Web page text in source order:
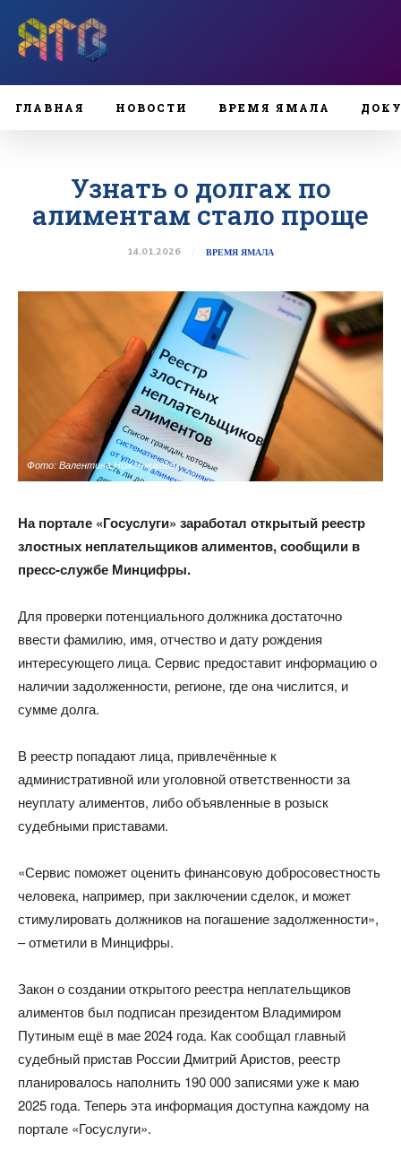
ГЛАВНАЯ НОВОСТИ ВРЕМЯ ЯМАЛА
Узнать о долгах по
алиментам стало проще
14.01.2026 ВРЕМЯ ЯМАЛА
Фото: Валентина Ноженникова
На портале «Госуслуги» заработал открытый реестр
злостных неплательщиков алиментов, сообщили в
пресс-службе Минцифры.
Для проверки потенциального должника достаточно
ввести фамилию, имя, отчество и дату рождения
интересующего лица. Сервис предоставит информацию о
наличии задолженности, регионе, где она числится, и
сумме долга.
В реестр попадают лица, привлечённые к
административной или уголовной ответственности за
неуплату алиментов, либо объявленные в розыск
судебными приставами.
«Сервис поможет оценить финансовую добросовестность
человека, например, при заключении сделок, и может
стимулировать должников на погашение задолженности»,
– отметили в Минцифры.
Закон о создании открытого реестра неплательщиков
алиментов был подписан президентом Владимиром
Путиным ещё в мае 2024 года. Как сообщал главный
судебный пристав России Дмитрий Аристов, реестр
планировалось наполнить 190 000 записями уже к маю
2025 года. Теперь эта информация доступна каждому на
портале «Госуслуги».